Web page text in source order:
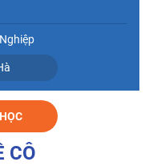
CÔ